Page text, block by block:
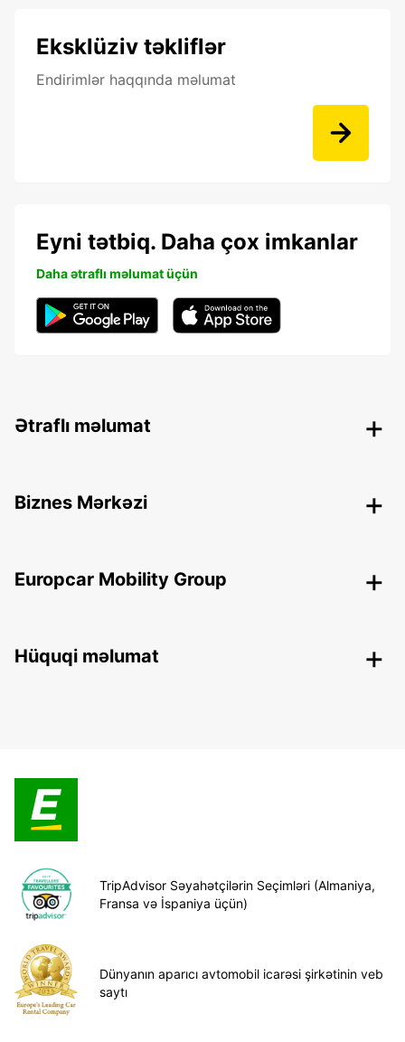
Eksklüziv təkliflər
Endirimlər haqqında məlumat
Eyni tətbiq. Daha çox imkanlar
Daha ətraflı məlumat üçün
Ətraflı məlumat
Biznes Mərkəzi
Europcar Mobility Group
Hüquqi məlumat
TripAdvisor Səyahətçilərin Seçimləri (Almaniya,
Fransa və İspaniya üçün)
Dünyanın aparıcı avtomobil icarəsi şirkətinin veb
saytı